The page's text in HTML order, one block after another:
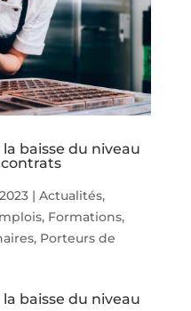
baisse du niveau
| Actualités,
, Formations,
, Porteurs de
baisse du niveau